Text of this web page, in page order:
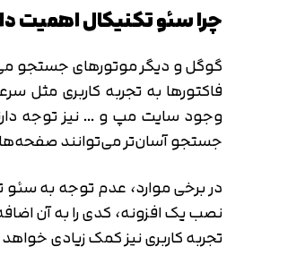
چرا سئو تکنیکال اهمیت
گوگل و دیگر موتورهای جستجو
فاکتورها به تجربه کاربری مثل
وجود سایت مپ و … نیز توجه
جستجو آسان‌تر می‌توانند صفحه‌های
نصب یک افزونه، کدی را به آن
تجربه کاربری نیز کمک زیادی